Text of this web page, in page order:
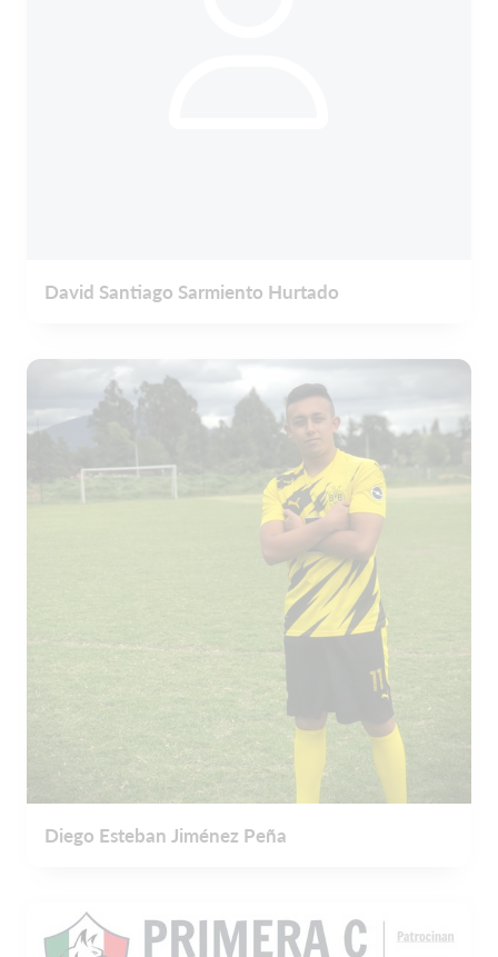
David Santiago Sarmiento Hurtado
Diego Esteban Jiménez Peña